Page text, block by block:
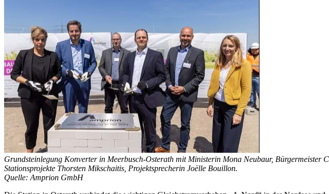
Grundsteinlegung Konverter in Meerbusch-Osterath mit Ministerin Mona Neubaur,
Stationsprojekte Thorsten Mikschaitis, Projektsprecherin Joëlle Bouillon.
Quelle: Amprion GmbH